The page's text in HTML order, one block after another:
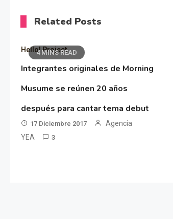
Related Posts
4 MINS READ
Hello! Project
Integrantes originales de Morning
Musume se reúnen 20 años
después para cantar tema debut
17 Diciembre 2017
Agencia
YEA
3